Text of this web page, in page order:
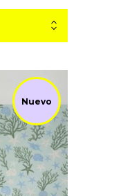
Nuevo